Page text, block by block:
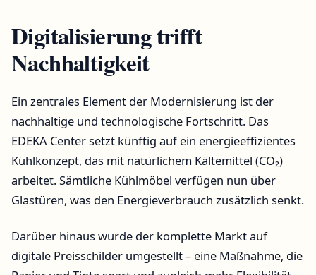
Digitalisierung trifft
Nachhaltigkeit
Ein zentrales Element der Modernisierung ist der
nachhaltige und technologische Fortschritt. Das
EDEKA Center setzt künftig auf ein energieeffizientes
Kühlkonzept, das mit natürlichem Kältemittel (CO₂)
arbeitet. Sämtliche Kühlmöbel verfügen nun über
Glastüren, was den Energieverbrauch zusätzlich senkt.
Darüber hinaus wurde der komplette Markt auf
digitale Preisschilder umgestellt – eine Maßnahme, die